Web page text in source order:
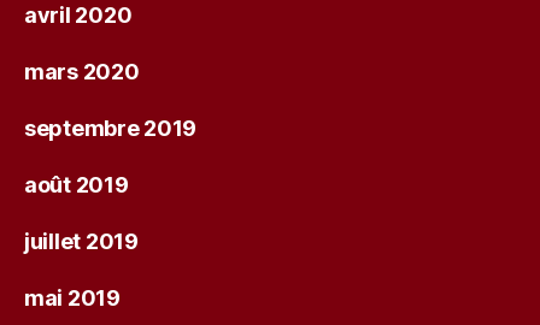
avril 2020
mars 2020
septembre 2019
août 2019
juillet 2019
mai 2019